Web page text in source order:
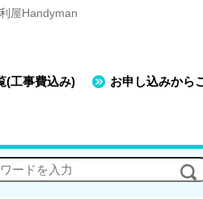
屋Handyman
(工事費込み) お申し込みから